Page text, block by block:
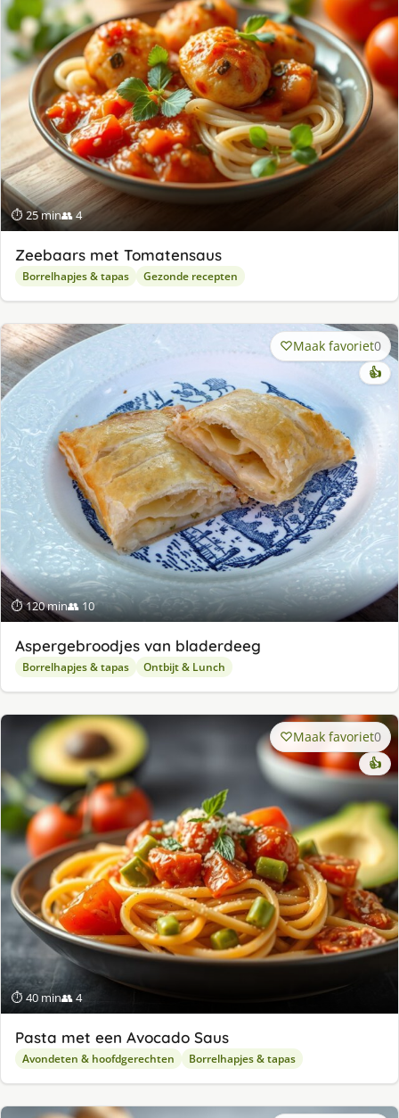
⏱ 25 min👥 4
Zeebaars met Tomatensaus
Borrelhapjes & tapas Gezonde recepten
⏱ 120 min👥 10
Maak favoriet0
👍
Aspergebroodjes van bladerdeeg
Borrelhapjes & tapas Ontbijt & Lunch
⏱ 40 min👥 4
Maak favoriet0
👍
Pasta met een Avocado Saus
Avondeten & hoofdgerechten Borrelhapjes & tapas